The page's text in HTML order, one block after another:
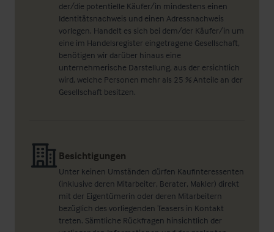
der/die potentielle Käufer/in mindestens einen
Identitätsnachweis und einen Adressnachweis
vorlegen. Handelt es sich bei dem/der Käufer/in um
eine im Handelsregister eingetragene Gesellschaft,
benötigen wir darüber hinaus eine
unternehmerische Darstellung, aus der ersichtlich
wird, welche Personen mehr als 25 % Anteile an der
Gesellschaft besitzen.
Besichtigungen
Unter keinen Umständen dürfen Kaufinteressenten
(inklusive deren Mitarbeiter, Berater, Makler) direkt
mit der Eigentümerin oder deren Mitarbeitern
bezüglich des vorliegenden Teasers in Kontakt
treten. Sämtliche Rückfragen hinsichtlich der